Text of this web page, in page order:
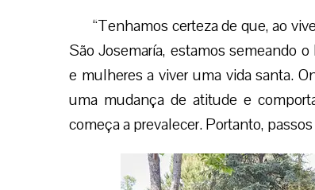
“Tenhamos certeza de que, ao
São Josemaría, estamos semeando
e mulheres a viver uma vida santa.
uma mudança de atitude e
começa a prevalecer. Portanto,